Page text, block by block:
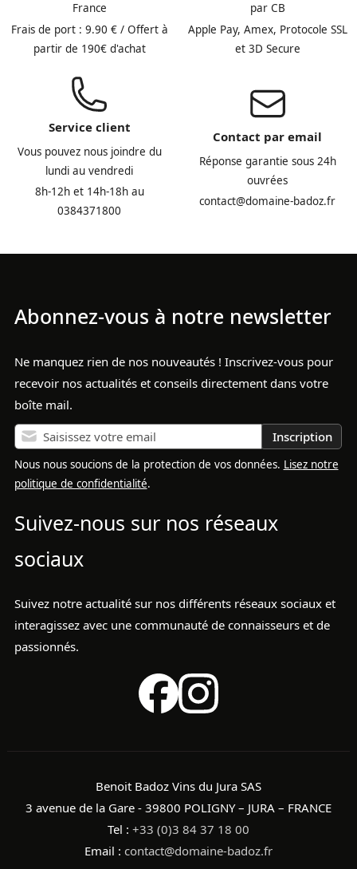
France
Frais de port : 9.90 € / Offert à
partir de 190€ d'achat
par CB
Apple Pay, Amex, Protocole SSL
et 3D Secure
Service client
Vous pouvez nous joindre du
lundi au vendredi
8h-12h et 14h-18h au
0384371800
Contact par email
Réponse garantie sous 24h
ouvrées
contact@domaine-badoz.fr
Abonnez-vous à notre newsletter
Ne manquez rien de nos nouveautés ! Inscrivez-vous pour
recevoir nos actualités et conseils directement dans votre
boîte mail.
Inscription
Nous nous soucions de la protection de vos données. Lisez notre
politique de confidentialité.
Suivez-nous sur nos réseaux
sociaux
Suivez notre actualité sur nos différents réseaux sociaux et
interagissez avec une communauté de connaisseurs et de
passionnés.
Benoit Badoz Vins du Jura SAS
3 avenue de la Gare - 39800 POLIGNY – JURA – FRANCE
Tel : +33 (0)3 84 37 18 00
Email : contact@domaine-badoz.fr